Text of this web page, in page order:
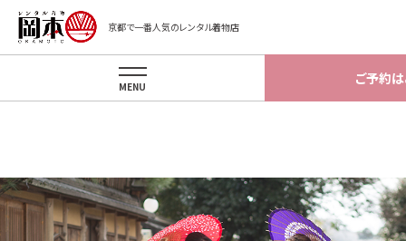
Warning: implode(): Invalid arguments passed in
/home/okamotokyoto/okamotokyoto.xsrv.jp/app/template/
京都で一番人気のレンタル着物店
ご予約は
MENU